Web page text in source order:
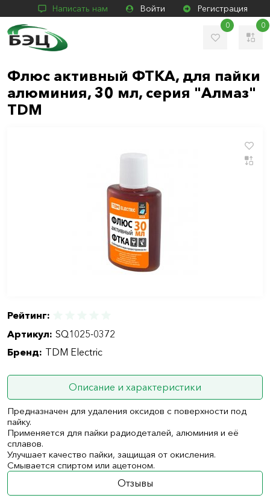
Написать нам Войти Регистрация
0 0
Флюс активный ФТКА, для пайки
алюминия, 30 мл, серия "Алмаз"
TDM
Рейтинг:
Артикул: SQ1025-0372
Бренд: TDM Electric
Описание и характеристики
Предназначен для удаления оксидов с поверхности под
пайку.
Применяется для пайки радиодеталей, алюминия и её
сплавов.
Улучшает качество пайки, защищая от окисления.
Смывается спиртом или ацетоном.
Отзывы